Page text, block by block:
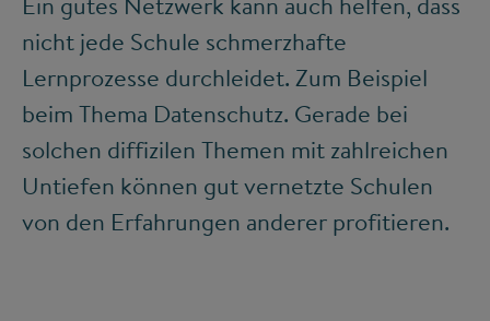
nicht jede Schule schmerzhafte
Lernprozesse durchleidet. Zum Beispiel
beim Thema Datenschutz. Gerade bei
solchen diffizilen Themen mit zahlreichen
Untiefen können gut vernetzte Schulen
von den Erfahrungen anderer profitieren.